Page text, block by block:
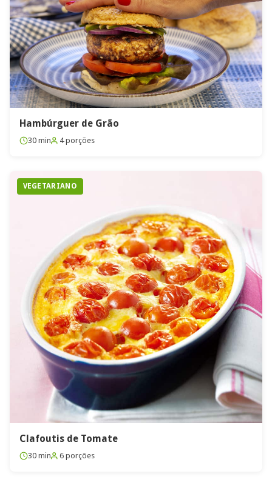
Hambúrguer de Grão
30 min 4 porções
VEGETARIANO
Clafoutis de Tomate
30 min 6 porções